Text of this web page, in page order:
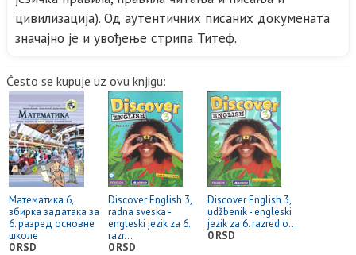
цивилизација). Од аутентичних писаних докумената
значајно је и увођење стрипа Титеф.
Često se kupuje uz ovu knjigu:
Математика 6,
збирка задатака за
6. разред основне
школе
0 RSD
Discover English 3,
radna sveska -
engleski jezik za 6.
razr...
0 RSD
Discover English 3,
udžbenik - engleski
jezik za 6. razred o...
0 RSD